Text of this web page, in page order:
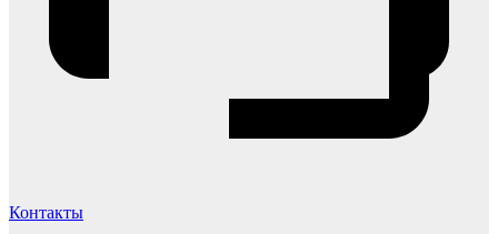
Контакты